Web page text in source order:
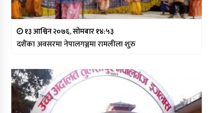
१३ आश्विन २०७६, सोमबार १४:५३
दशैंका अवसरमा नेपालगञ्जमा रामलीला शुरु